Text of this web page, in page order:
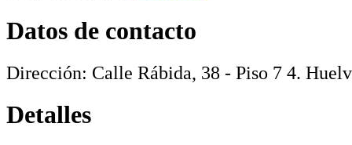
Datos de contacto
Dirección: Calle Rábida, 38 - Piso 7 4.
Detalles